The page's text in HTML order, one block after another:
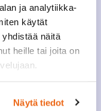
ja analytiikka-
käytät
näitä
heille tai joita on
Näytä tiedot
käsittelee ja